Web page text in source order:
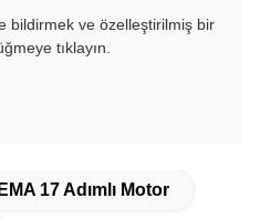
bildirmek ve özelleştirilmiş bir
tıklayın.
17 Adımlı Motor